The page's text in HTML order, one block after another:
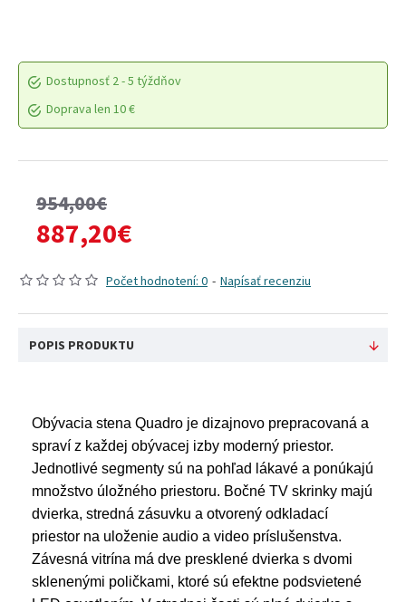
Dostupnosť 2 - 5 týždňov
Doprava len 10 €
Počet hodnotení: 0 - Napísať recenziu
954,00€
887,20€
POPIS PRODUKTU
Obývacia stena Quadro je dizajnovo prepracovaná a
spraví z každej obývacej izby moderný priestor.
Jednotlivé segmenty sú na pohľad lákavé a ponúkajú
množstvo úložného priestoru. Bočné TV skrinky majú
dvierka, stredná zásuvku a otvorený odkladací
priestor na uloženie audio a video príslušenstva.
Závesná vitrína má dve presklené dvierka s dvomi
sklenenými poličkami, ktoré sú efektne podsvietené